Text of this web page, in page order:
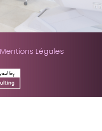
Mentions Légales